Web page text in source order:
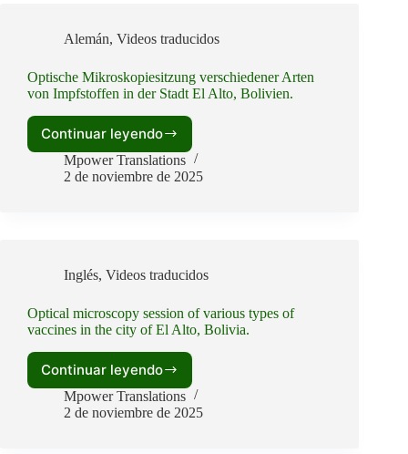
vaccins
la
ville
d’El
Alto,
Alemán, Videos traducidos
Optische Mikroskopiesitzung verschiedener Arten
von Impfstoffen in der Stadt El Alto, Bolivien.
Continuar leyendo
Optische
Mikroskopiesitzung
verschiedener
Stadt
Alto,
Bolivien.
Mpower Translations
2 de noviembre de 2025
Inglés, Videos traducidos
Optical microscopy session of various types of
vaccines in the city of El Alto, Bolivia.
Continuar leyendo
Optical
microscopy
session
Mpower Translations
2 de noviembre de 2025